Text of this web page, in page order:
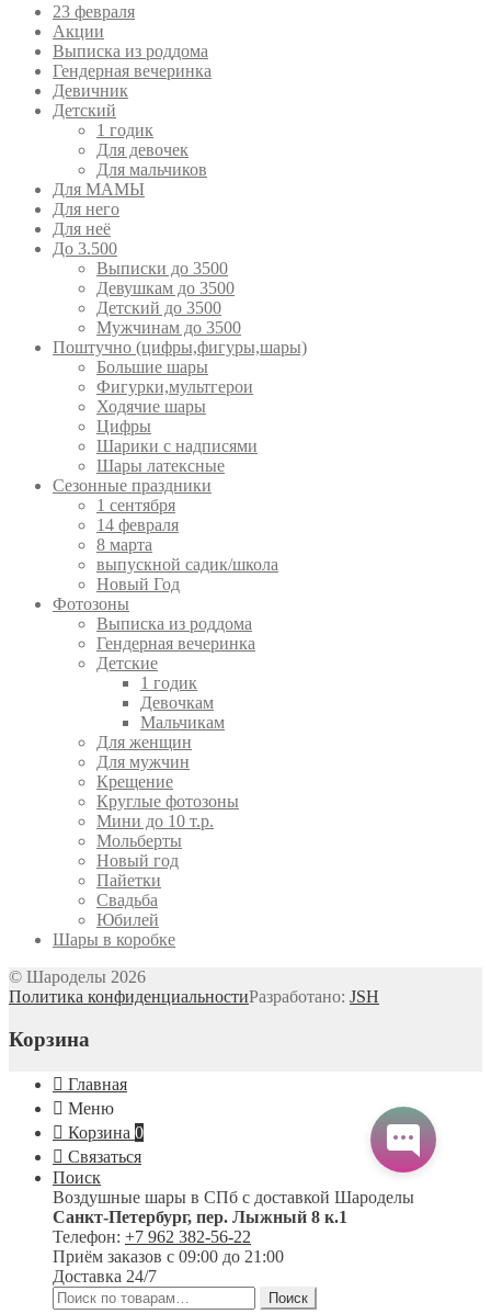
23 февраля
Акции
Выписка из роддома
Гендерная вечеринка
Девичник
Детский
1 годик
Для девочек
Для мальчиков
Для МАМЫ
Для него
Для неё
До 3.500
Выписки до 3500
Девушкам до 3500
Детский до 3500
Мужчинам до 3500
Поштучно (цифры,фигуры,шары)
Большие шары
Фигурки,мультгерои
Ходячие шары
Цифры
Шарики с надписями
Шары латексные
Сезонные праздники
1 сентября
14 февраля
8 марта
выпускной садик/школа
Новый Год
Фотозоны
Выписка из роддома
Гендерная вечеринка
Детские
1 годик
Девочкам
Мальчикам
Для женщин
Для мужчин
Крещение
Круглые фотозоны
Мини до 10 т.р.
Мольберты
Новый год
Пайетки
Свадьба
Юбилей
Шары в коробке
© Шароделы 2026
Политика конфиденциальностиРазработано: JSH
Корзина
Главная
Меню
Корзина 0
Связаться
Поиск
Воздушные шары в СПб с доставкой Шароделы
Санкт-Петербург, пер. Лыжный 8 к.1
Телефон: +7 962 382-56-22
Приём заказов с 09:00 до 21:00
Доставка 24/7
Искать:
Поиск